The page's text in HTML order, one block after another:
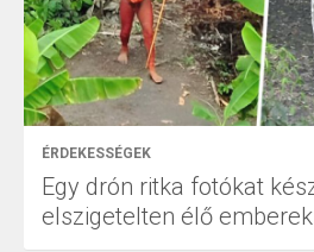
ÉRDEKESSÉGEK
Egy drón ritka fotókat
elszigetelten élő